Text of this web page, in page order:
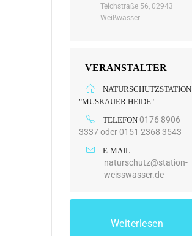
Teichstraße 56, 02943
Weißwasser
VERANSTALTER
NATURSCHUTZSTATION
"MUSKAUER HEIDE"
TELEFON 0176 8906
3337 oder 0151 2368 3543
E-MAIL
naturschutz@station-
weisswasser.de
Weiterlesen